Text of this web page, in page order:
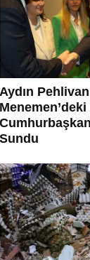
Aydın
Menemen’deki
Sundu